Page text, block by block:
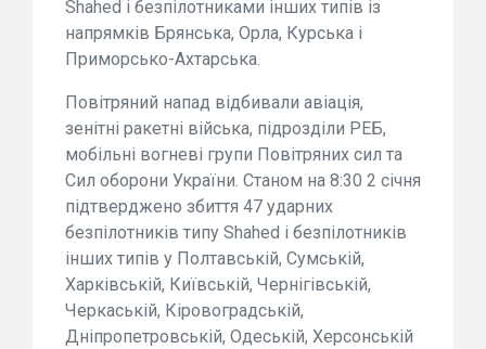
Shahed і безпілотниками інших типів із
напрямків Брянська, Орла, Курська і
Приморсько-Ахтарська.
Повітряний напад відбивали авіація,
зенітні ракетні війська, підрозділи РЕБ,
мобільні вогневі групи Повітряних сил та
Сил оборони України. Станом на 8:30 2 січня
підтверджено збиття 47 ударних
безпілотників типу Shahed і безпілотників
інших типів у Полтавській, Сумській,
Харківській, Київській, Чернігівській,
Черкаській, Кіровоградській,
Дніпропетровській, Одеській, Херсонській